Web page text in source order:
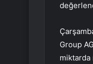
Group